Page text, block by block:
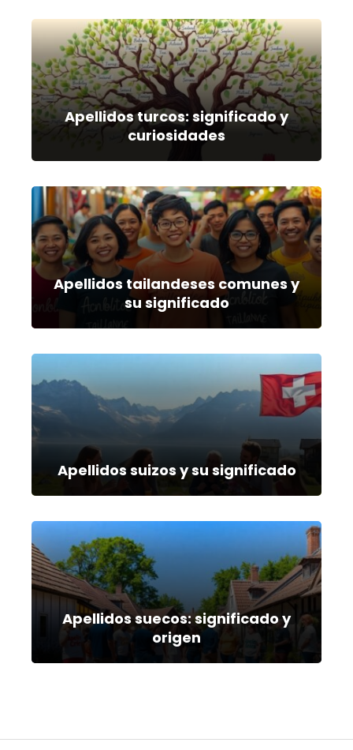
Apellidos turcos: significado y
curiosidades
Apellidos tailandeses comunes y
su significado
Apellidos suizos y su significado
Apellidos suecos: significado y
origen